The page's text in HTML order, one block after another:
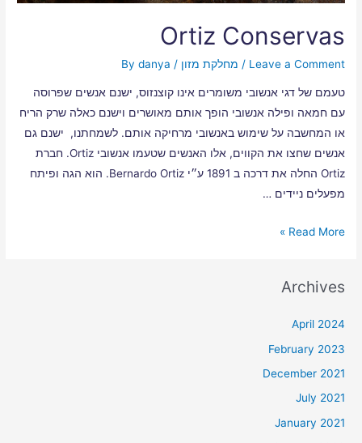
Ortiz Conservas
Leave a Comment
/ מחלקת מזון / By
danya
טעמם של דגי אנשובי משומרים אינו קוצנזוס, ישנם אנשים שפרוסה
עם חמאה ופילה אנשובי הופך אותם מאושרים וישנם כאלה שרק הריח
או המחשבה על שימוש באנשובי מרחיקה אותם. לשמחתנו, ישנם גם
אנשים שחצו את הקווים, אלו האנשים שטעמו אנשובי Ortiz. חברת
Ortiz החלה את דרכה ב 1891 ע״י Bernardo Ortiz. הוא הגה ופיתח
מפעלים ניידים …
Read More »
Archives
April 2024
February 2023
December 2021
July 2021
January 2021